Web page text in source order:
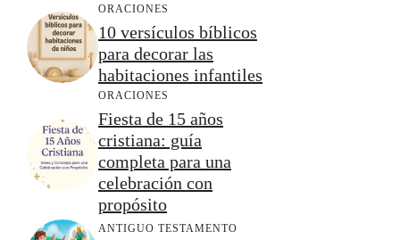
ORACIONES
10 versículos bíblicos
para decorar las
habitaciones infantiles
ORACIONES
Fiesta de 15 años
cristiana: guía
completa para una
celebración con
propósito
ANTIGUO TESTAMENTO